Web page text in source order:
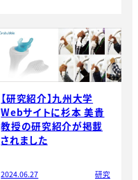
【研究紹介】九州大学
Webサイトに杉本 美貴
教授の研究紹介が掲載
されました
2024.06.27 研究